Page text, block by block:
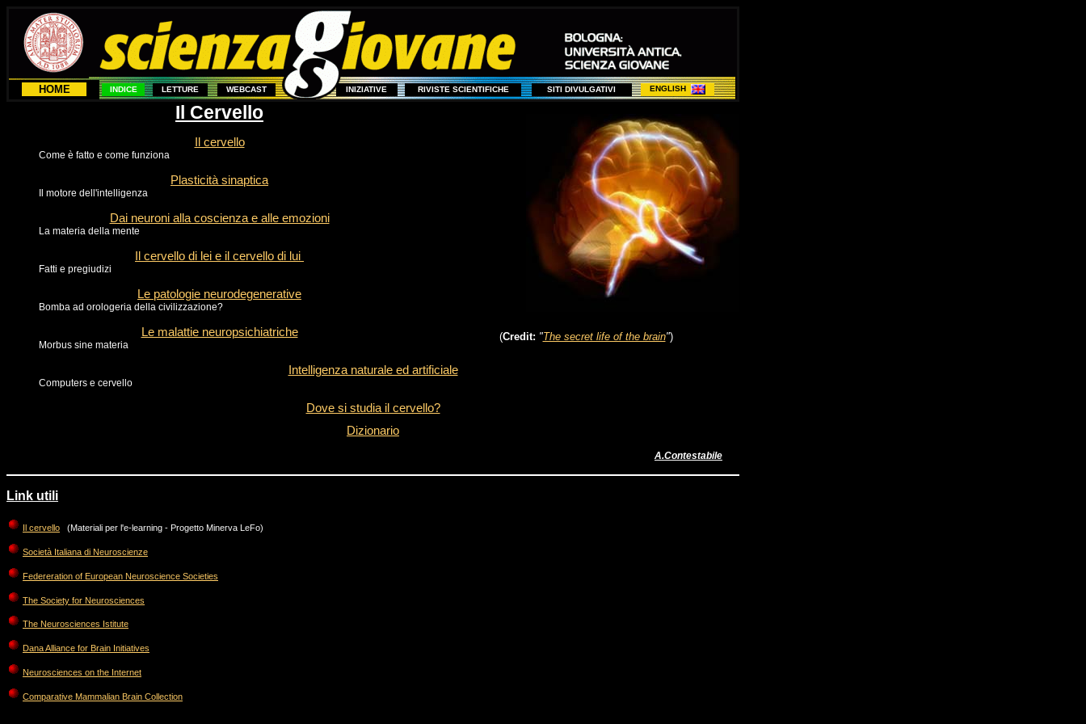
HOME INDICE LETTURE WEBCAST INIZIATIVE RIVISTE SCIENTIFICHE SITI DIVULGATIVI ENGLISH
(Credit: "The secret life of the brain")
Il Cervello
Il cervello
Come è fatto e come funziona
Plasticità sinaptica
Il motore dell'intelligenza
Dai neuroni alla coscienza e alle emozioni
La materia della mente
Il cervello di lei e il cervello di lui
Fatti e pregiudizi
Le patologie neurodegenerative
Bomba ad orologeria della civilizzazione?
Le malattie neuropsichiatriche
Morbus sine materia
Intelligenza naturale ed artificiale
Computers e cervello
Dove si studia il cervello?
Dizionario
A.Contestabile
Link utili
Il cervello (Materiali per l'e-learning - Progetto Minerva LeFo)
Società Italiana di Neuroscienze
Federeration of European Neuroscience Societies
The Society for Neurosciences
The Neurosciences Istitute
Dana Alliance for Brain Initiatives
Neurosciences on the Internet
Comparative Mammalian Brain Collection